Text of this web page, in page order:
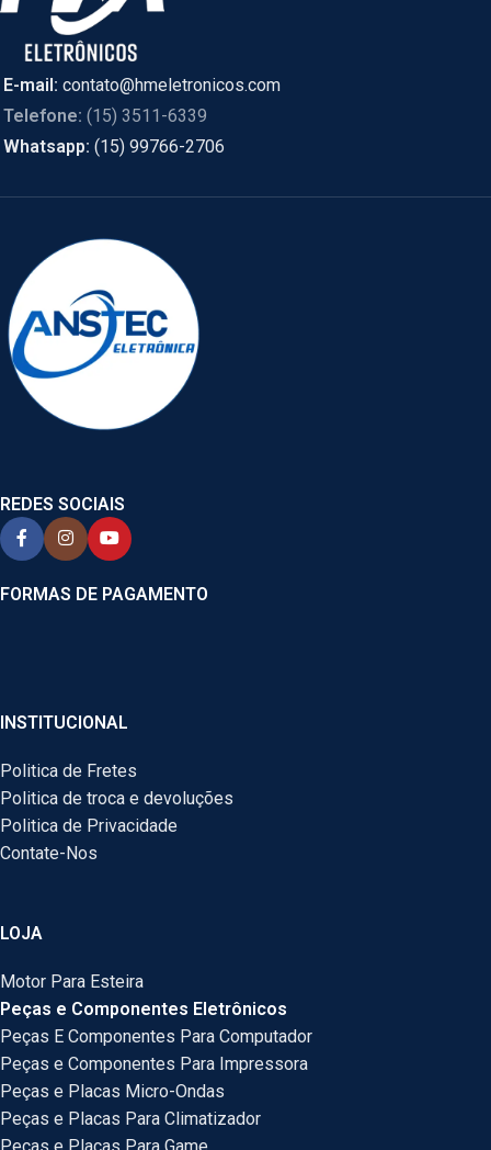
E-mail: contato@hmeletronicos.com
Telefone: (15) 3511-6339
Whatsapp: (15) 99766-2706
REDES SOCIAIS
FORMAS DE PAGAMENTO
INSTITUCIONAL
Politica de Fretes
Politica de troca e devoluções
Politica de Privacidade
Contate-Nos
LOJA
Motor Para Esteira
Peças e Componentes Eletrônicos
Peças E Componentes Para Computador
Peças e Componentes Para Impressora
Peças e Placas Micro-Ondas
Peças e Placas Para Climatizador